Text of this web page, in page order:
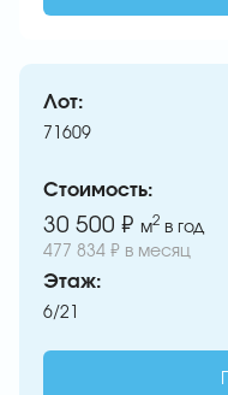
Лот:
71609
Стоимость:
30 500 ₽ м2 в год
477 834 ₽ в месяц
Этаж:
6/21